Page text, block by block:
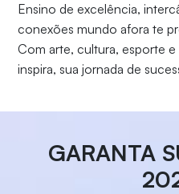
Ensino de excelência,
conexões mundo afora te
Com arte, cultura, esporte
inspira, sua jornada de
GARANTA